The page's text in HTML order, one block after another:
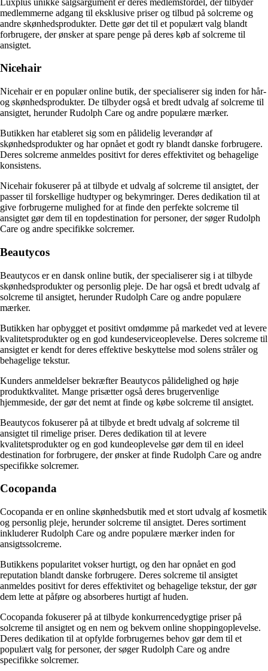
medlemmerne adgang til eksklusive priser og tilbud på solcreme og
andre skønhedsprodukter. Dette gør det til et populært valg blandt
forbrugere, der ønsker at spare penge på deres køb af solcreme til
ansigtet.
Nicehair
Nicehair er en populær online butik, der specialiserer sig inden for hår-
og skønhedsprodukter. De tilbyder også et bredt udvalg af solcreme til
ansigtet, herunder Rudolph Care og andre populære mærker.
Butikken har etableret sig som en pålidelig leverandør af
skønhedsprodukter og har opnået et godt ry blandt danske forbrugere.
Deres solcreme anmeldes positivt for deres effektivitet og behagelige
konsistens.
Nicehair fokuserer på at tilbyde et udvalg af solcreme til ansigtet, der
passer til forskellige hudtyper og bekymringer. Deres dedikation til at
give forbrugerne mulighed for at finde den perfekte solcreme til
ansigtet gør dem til en topdestination for personer, der søger Rudolph
Care og andre specifikke solcremer.
Beautycos
Beautycos er en dansk online butik, der specialiserer sig i at tilbyde
skønhedsprodukter og personlig pleje. De har også et bredt udvalg af
solcreme til ansigtet, herunder Rudolph Care og andre populære
mærker.
Butikken har opbygget et positivt omdømme på markedet ved at levere
kvalitetsprodukter og en god kundeserviceoplevelse. Deres solcreme til
ansigtet er kendt for deres effektive beskyttelse mod solens stråler og
behagelige tekstur.
Kunders anmeldelser bekræfter Beautycos pålidelighed og høje
produktkvalitet. Mange prisætter også deres brugervenlige
hjemmeside, der gør det nemt at finde og købe solcreme til ansigtet.
Beautycos fokuserer på at tilbyde et bredt udvalg af solcreme til
ansigtet til rimelige priser. Deres dedikation til at levere
kvalitetsprodukter og en god kundeoplevelse gør dem til en ideel
destination for forbrugere, der ønsker at finde Rudolph Care og andre
specifikke solcremer.
Cocopanda
Cocopanda er en online skønhedsbutik med et stort udvalg af kosmetik
og personlig pleje, herunder solcreme til ansigtet. Deres sortiment
inkluderer Rudolph Care og andre populære mærker inden for
ansigtssolcreme.
Butikkens popularitet vokser hurtigt, og den har opnået en god
reputation blandt danske forbrugere. Deres solcreme til ansigtet
anmeldes positivt for deres effektivitet og behagelige tekstur, der gør
dem lette at påføre og absorberes hurtigt af huden.
Cocopanda fokuserer på at tilbyde konkurrencedygtige priser på
solcreme til ansigtet og en nem og bekvem online shoppingoplevelse.
Deres dedikation til at opfylde forbrugernes behov gør dem til et
populært valg for personer, der søger Rudolph Care og andre
specifikke solcremer.